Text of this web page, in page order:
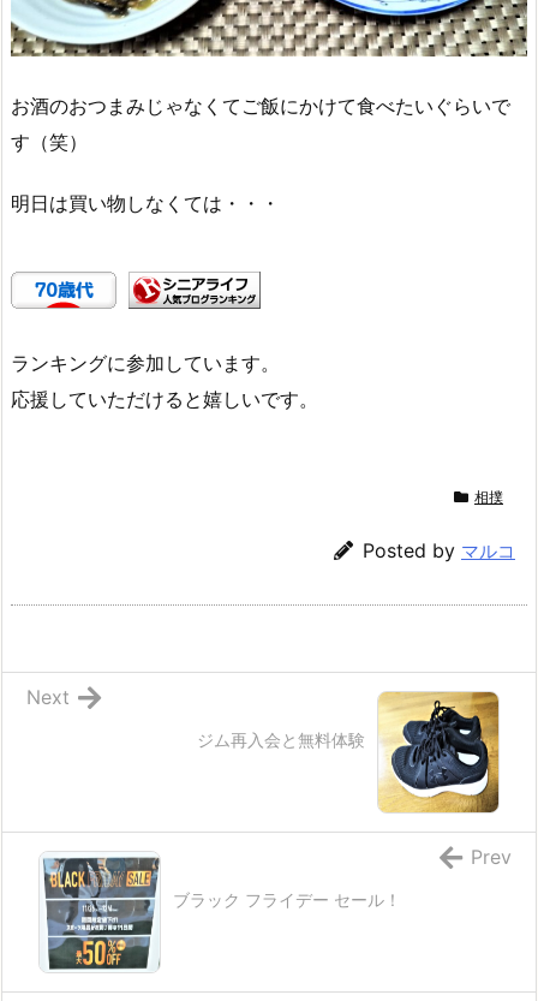
お酒のおつまみじゃなくてご飯にかけて食べたいぐらいで
す（笑）
明日は買い物しなくては・・・
ランキングに参加しています。
応援していただけると嬉しいです。
相撲
Posted by マルコ
ジム再入会と無料体験
Next
ブラック フライデー セール！
Prev